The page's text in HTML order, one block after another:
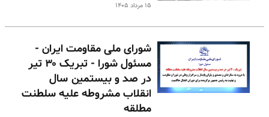
۱۵ مرداد ۱۴۰۵
شورای ملی مقاومت ایران -
مسئول شورا - تبریک ۳۰ تیر
در صد و بیستمین سال
انقلاب مشروطه علیه سلطنت
مطلقه